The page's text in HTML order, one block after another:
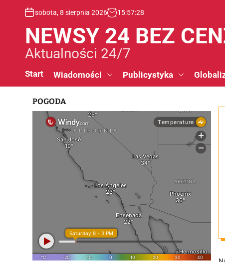
sobota, 8 sierpnia 2026 15:57:29
NEWSY 24 BEZ
Aktualności 24/7
Start Wiadomości Publicystyka
POGODA